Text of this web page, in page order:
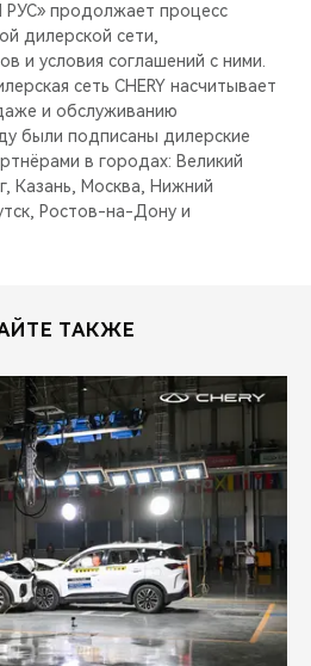
продолжает процесс
дилерской сети,
и условия соглашений с ними.
сеть CHERY насчитывает
и обслуживанию
были подписаны дилерские
в городах: Великий
Казань, Москва, Нижний
Ростов-на-Дону и
ТАКЖЕ